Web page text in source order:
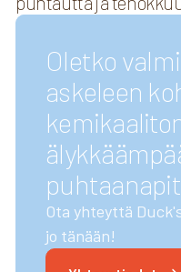
Oletko
askeleen
Ota yhteyttä
jo tänään!